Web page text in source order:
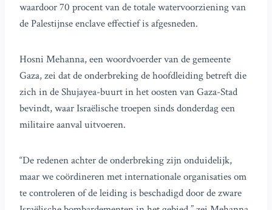
waardoor 70 procent van de totale watervoorziening van
de Palestijnse enclave effectief is afgesneden.
Hosni Mehanna, een woordvoerder van de gemeente
Gaza, zei dat de onderbreking de hoofdleiding betreft die
zich in de Shujayea-buurt in het oosten van Gaza-Stad
bevindt, waar Israëlische troepen sinds donderdag een
militaire aanval uitvoeren.
“De redenen achter de onderbreking zijn onduidelijk,
maar we coördineren met internationale organisaties om
te controleren of de leiding is beschadigd door de zware